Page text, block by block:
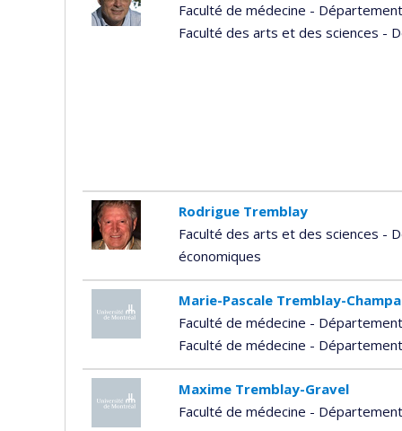
Faculté de médecine -
Faculté des arts et des sciences -
Rodrigue Tremblay
Faculté des arts et des sciences -
économiques
Marie-Pascale Tremblay-
Faculté de médecine -
Faculté de médecine -
Maxime Tremblay-Gravel
Faculté de médecine -